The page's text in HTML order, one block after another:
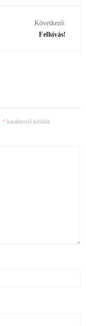
Következő:
Felhívás!
* karakterrel jelöltük